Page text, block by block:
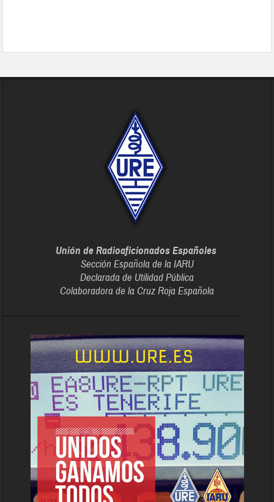
Unión de Radioaficionados Españoles
Sección Española de la IARU
Declarada de Utilidad Pública
Colaboradora de la Cruz Roja Española